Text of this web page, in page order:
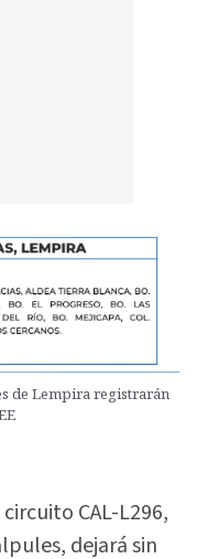
de Lempira registrarán
CAL-L296,
dejará sin